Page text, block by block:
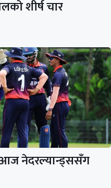
शीर्ष चार
नेदरल्यान्ड्ससँग